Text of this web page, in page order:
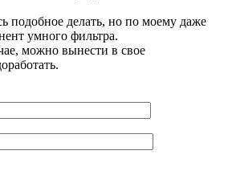
подобное делать, но по моему даже
умного фильтра.
можно вынести в свое